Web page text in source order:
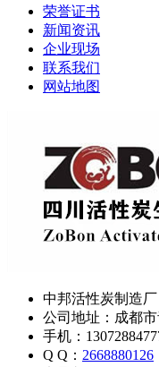
荣誉证书
新闻资讯
企业现场
联系我们
网站地图
中邦活性炭制造
公司地址：成都
手机：
Q Q： 2668880126